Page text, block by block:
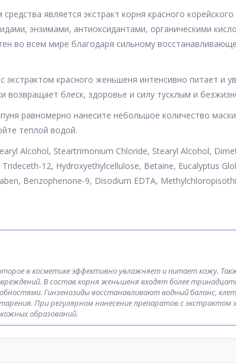
является экстракт корня красного
энзимами, антиоксидантами, органическими
во всем мире благодаря сильному
экстрактом красного женьшеня интенсивно питает и
возвращает блеск, здоровье и силу тусклым и
равномерно нанесите небольшое количество
теплой водой.
Alcohol, Steartrimonium Chloride, Stearyl Alcohol,
12, Hydroxyethylcellulose, Betaine, Eucalyptus
Benzophenone-9, Disodium EDTA,
в косметике эффективно увлажняет и питает кожу.
В состав корня женьшеня входят более
Гинзенозиды восстанавливают водный баланс,
При регулярном нанесение препаратов с
образований.